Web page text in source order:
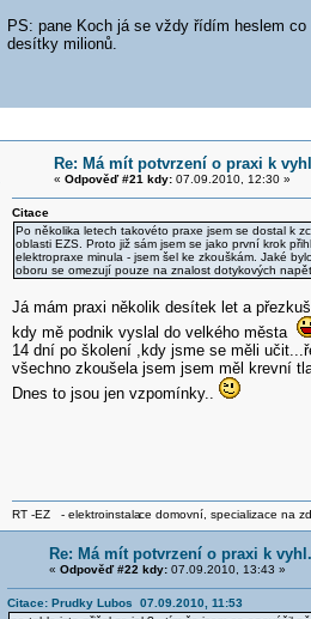
PS: pane Koch já se vždy řídím heslem
desítky milionů.
Re: Má mít potvrzení o praxi k
« Odpověď #21 kdy:07.09.2010, 12:30 »
Citace
Po několika letech takovéto praxe jsem se dostal k
oblasti EZS. Proto již sám jsem se jako první krok
elektropraxe minula - jsem šel ke zkouškám. Jaké
oboru se omezují pouze na znalost dotykových
Já mám praxi několik desítek let a
kdy mě podnik vyslal do velkého města
14 dní po školení ,kdy jsme se měli
všechno zkoušela jsem jsem měl krevní
Dnes to jsou jen vzpomínky..
RT -EZ - elektroinstalace domovní, specializace na
Re: Má mít potvrzení o praxi k
« Odpověď #22 kdy:07.09.2010, 13:43 »
Citace: Prudky Lubos 07.09.2010, 11:53